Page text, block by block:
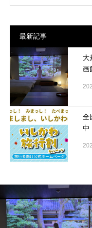
最新記事
大
画
全
中